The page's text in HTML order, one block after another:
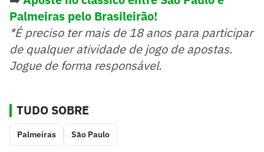
Palmeiras pelo Brasileirão!
*É preciso ter mais de 18 anos para participar
de qualquer atividade de jogo de apostas.
Jogue de forma responsável.
TUDO SOBRE
Palmeiras São Paulo